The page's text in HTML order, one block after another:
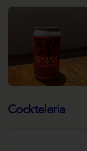
Cockteleria